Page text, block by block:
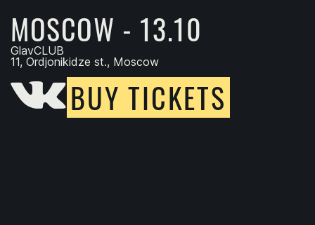
ARCHIVE
ACCREDITATION
CONTACTS
MOSCOW - 13.10
GlavCLUB
11, Ordjonikidze st., Moscow
BUY TICKETS